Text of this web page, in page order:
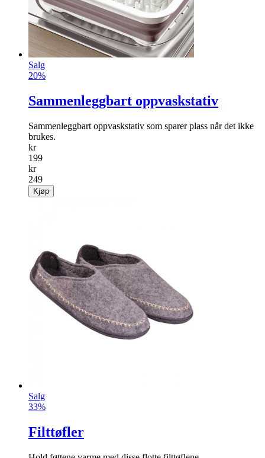
Salg
20%
Sammenleggbart oppvaskstativ
Sammenleggbart oppvaskstativ som sparer plass når det ikke
brukes.
kr
199
kr
249
Kjøp
Salg
33%
Filttøfler